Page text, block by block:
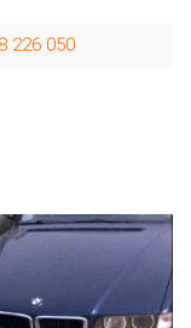
226 050